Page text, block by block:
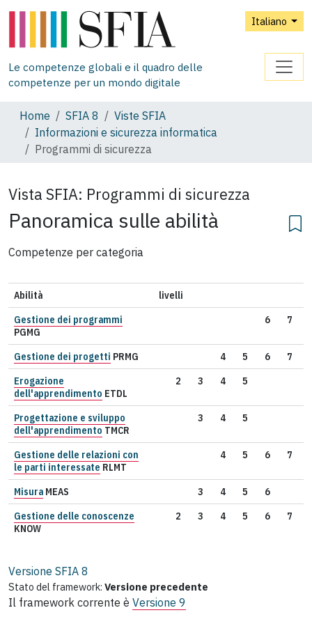
Italiano
Le competenze globali e il quadro delle
competenze per un mondo digitale
Home SFIA 8
Viste SFIA
Informazioni e sicurezza informatica
Programmi di sicurezza
Vista SFIA: Programmi di sicurezza
Panoramica sulle abilità
Competenze per categoria
Abilità
livelli
Gestione dei programmi
PGMG
6 7
Gestione dei progetti PRMG 4 5 6
7
Erogazione
dell'apprendimento ETDL
2 3 4 5
Progettazione e sviluppo
dell'apprendimento TMCR
3 4 5
Gestione delle relazioni con
le parti interessate RLMT
4 5 6 7
Misura MEAS 3 4 5
6
Gestione delle conoscenze
KNOW
2 3 4 5 6 7
Versione SFIA 8
Stato del framework: Versione precedente
Il framework corrente è Versione 9